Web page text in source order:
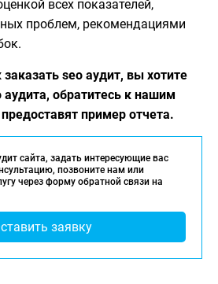
всех показателей,
проблем, рекомендациями
seo аудит, вы хотите
обратитесь к нашим
пример отчета.
сайта, задать интересующие вас
позвоните нам или
через форму обратной связи на
заявку